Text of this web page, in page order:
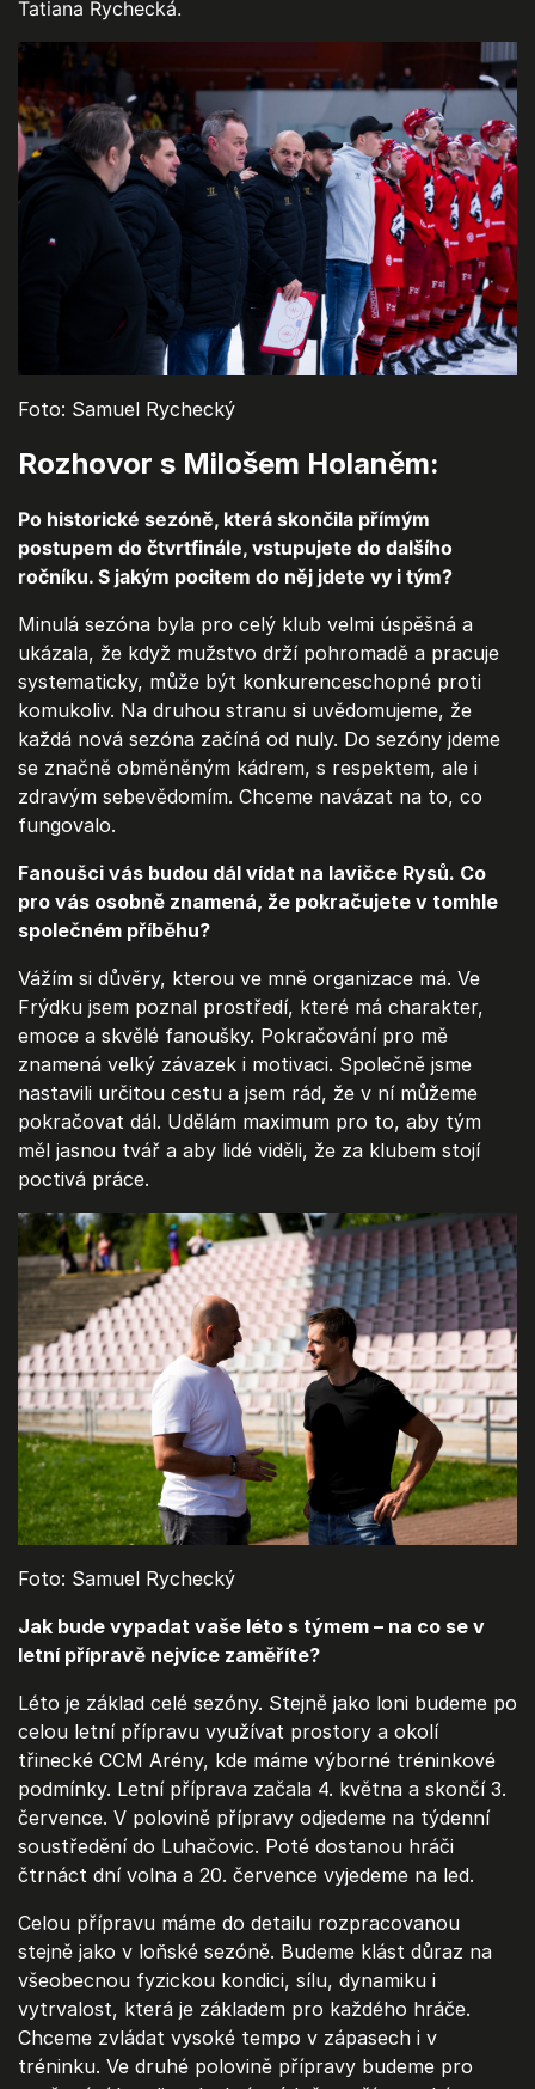
Tatiana Rychecká.
Foto: Samuel Rychecký
Rozhovor s Milošem Holaněm:
Po historické sezóně, která skončila přímým
postupem do čtvrtfinále, vstupujete do dalšího
ročníku. S jakým pocitem do něj jdete vy i tým?
Minulá sezóna byla pro celý klub velmi úspěšná a
ukázala, že když mužstvo drží pohromadě a pracuje
systematicky, může být konkurenceschopné proti
komukoliv. Na druhou stranu si uvědomujeme, že
každá nová sezóna začíná od nuly. Do sezóny jdeme
se značně obměněným kádrem, s respektem, ale i
zdravým sebevědomím. Chceme navázat na to, co
fungovalo.
Fanoušci vás budou dál vídat na lavičce Rysů. Co
pro vás osobně znamená, že pokračujete v tomhle
společném příběhu?
Vážím si důvěry, kterou ve mně organizace má. Ve
Frýdku jsem poznal prostředí, které má charakter,
emoce a skvělé fanoušky. Pokračování pro mě
znamená velký závazek i motivaci. Společně jsme
nastavili určitou cestu a jsem rád, že v ní můžeme
pokračovat dál. Udělám maximum pro to, aby tým
měl jasnou tvář a aby lidé viděli, že za klubem stojí
poctivá práce.
Foto: Samuel Rychecký
Jak bude vypadat vaše léto s týmem – na co se v
letní přípravě nejvíce zaměříte?
Léto je základ celé sezóny. Stejně jako loni budeme po
celou letní přípravu využívat prostory a okolí
třinecké CCM Arény, kde máme výborné tréninkové
podmínky. Letní příprava začala 4. května a skončí 3.
července. V polovině přípravy odjedeme na týdenní
soustředění do Luhačovic. Poté dostanou hráči
čtrnáct dní volna a 20. července vyjedeme na led.
Celou přípravu máme do detailu rozpracovanou
stejně jako v loňské sezóně. Budeme klást důraz na
všeobecnou fyzickou kondici, sílu, dynamiku i
vytrvalost, která je základem pro každého hráče.
Chceme zvládat vysoké tempo v zápasech i v
tréninku. Ve druhé polovině přípravy budeme pro